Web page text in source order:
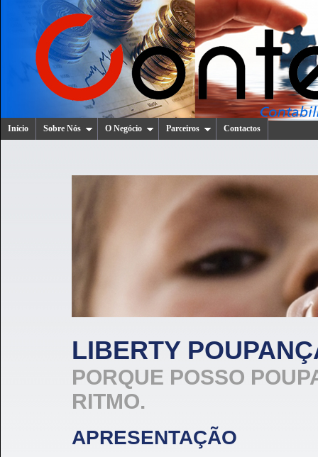
Início Sobre Nós O Negócio Parceiros Contactos
LIBERTY
PORQUE POSSO
RITMO.
APRESENTAÇÃO